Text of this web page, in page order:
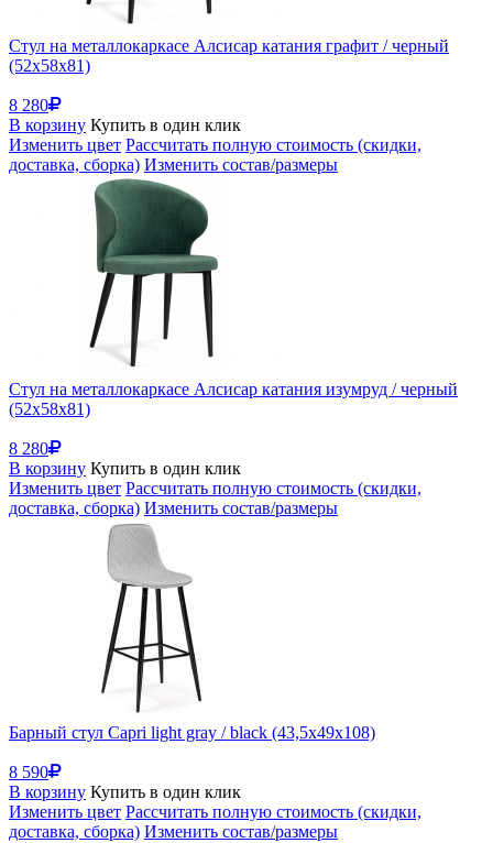
Стул на металлокаркасе Алсисар катания графит / черный
(52x58x81)
8 280
В корзину Купить в один клик
Изменить цвет Рассчитать полную стоимость (скидки,
доставка, сборка) Изменить состав/размеры
Стул на металлокаркасе Алсисар катания изумруд / черный
(52x58x81)
8 280
В корзину Купить в один клик
Изменить цвет Рассчитать полную стоимость (скидки,
доставка, сборка) Изменить состав/размеры
Барный стул Capri light gray / black (43,5x49x108)
8 590
В корзину Купить в один клик
Изменить цвет Рассчитать полную стоимость (скидки,
доставка, сборка) Изменить состав/размеры